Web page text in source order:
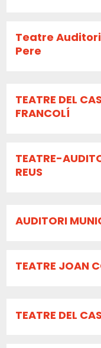
Teatre
Pere
TEATRE DEL
FRANCOLÍ
TEATRE-
REUS
AUDITORI
TEATRE JOAN
TEATRE DEL